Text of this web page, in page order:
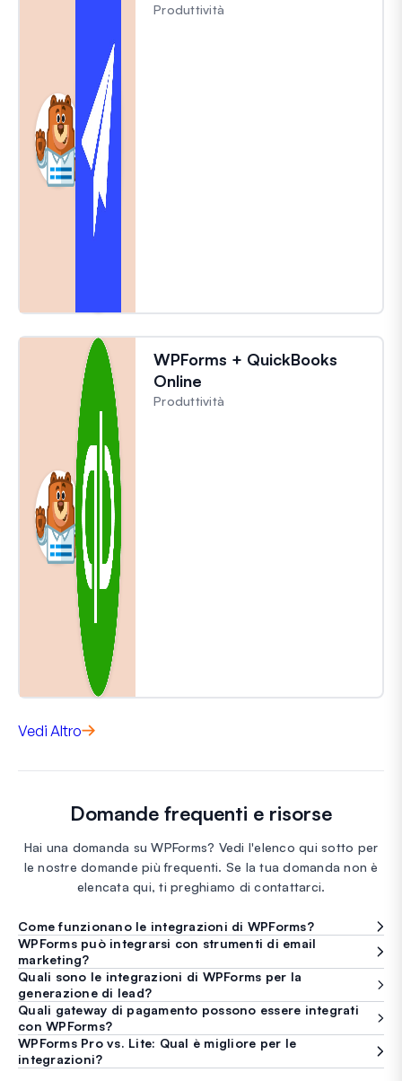
Produttività
WPForms + QuickBooks
Online
Produttività
Vedi Altro
Domande frequenti e risorse
Hai una domanda su WPForms? Vedi l'elenco qui sotto per
le nostre domande più frequenti. Se la tua domanda non è
elencata qui, ti preghiamo di contattarci.
Come funzionano le integrazioni di WPForms?
WPForms può integrarsi con strumenti di email
marketing?
Quali sono le integrazioni di WPForms per la
generazione di lead?
Quali gateway di pagamento possono essere integrati
con WPForms?
WPForms Pro vs. Lite: Qual è migliore per le
integrazioni?